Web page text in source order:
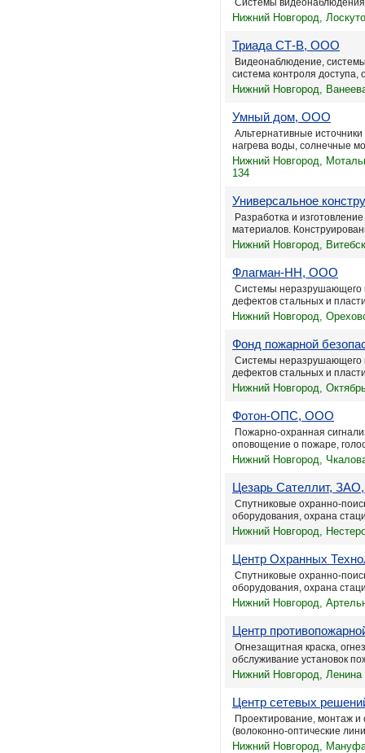
Системы
Нижний Новгород,
Триада СТ-В, ООО
Видеонаблюдение,
система контроля доступа,
Нижний Новгород,
Умный дом, ООО
Альтернативные
нагрева воды, солнечные
Нижний Новгород,
134
Универсальное
Разработка и
материалов.
Нижний Новгород,
Флагман-НН, ООО
Системы неразрушающего
дефектов стальных и
Нижний Новгород,
Фонд пожарной
Системы неразрушающего
дефектов стальных и
Нижний Новгород,
Фотон-ОПС, ООО
Пожарно-охранная
оповощение о пожаре,
Нижний Новгород,
Цезарь Сателлит,
Спутниковые охранно-
оборудования, охрана
Нижний Новгород,
Центр Охранных
Спутниковые охранно-
оборудования, охрана
Нижний Новгород,
Центр
Огнезащитная краска,
обслуживание установок
Нижний Новгород,
Центр сетевых
Проектирование, монтаж
(волоконно-оптические
Нижний Новгород,